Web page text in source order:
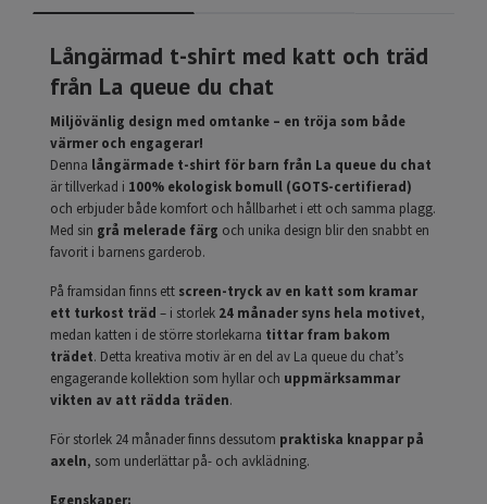
Långärmad t-shirt med katt och träd
från La queue du chat
Miljövänlig design med omtanke – en tröja som både
värmer och engagerar!
Denna långärmade t-shirt för barn från La queue du chat
är tillverkad i 100% ekologisk bomull (GOTS-certifierad)
och erbjuder både komfort och hållbarhet i ett och samma plagg.
Med sin grå melerade färg och unika design blir den snabbt en
favorit i barnens garderob.
På framsidan finns ett screen-tryck av en katt som kramar
ett turkost träd – i storlek 24 månader syns hela motivet,
medan katten i de större storlekarna tittar fram bakom
trädet. Detta kreativa motiv är en del av La queue du chat’s
engagerande kollektion som hyllar och uppmärksammar
vikten av att rädda träden.
För storlek 24 månader finns dessutom praktiska knappar på
axeln, som underlättar på- och avklädning.
Egenskaper: